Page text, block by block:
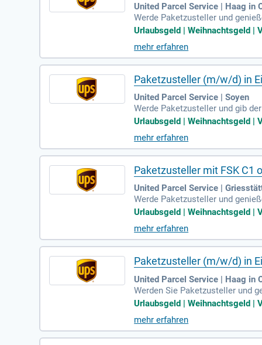
United Parcel Service | Haag in
Werde Paketzusteller und
hlte Mehrarbeit und tarifliches
nach 24 Monaten. Auch ein
holen von Paketen sowie die
bist – starte jetzt in eine
Urlaubsgeld | Weihnachtsgeld |
mehr erfahren
Paketzusteller (m/w/d) in
United Parcel Service | Soyen
Werde Paketzusteller und gib
nd weiteren attraktiven
icherung und Altersvorsorge
aketen. Arbeite von Montag bis
ahre alt bist – bewirb dich jetzt!
Urlaubsgeld | Weihnachtsgeld |
mehr erfahren
Paketzusteller mit FSK C1
United Parcel Service |
Werde Paketzusteller und
onatlich und zusätzlichen
fgaben umfassen das
lt sein, um Teil unseres
Urlaubsgeld | Weihnachtsgeld |
mehr erfahren
Paketzusteller (m/w/d) in
United Parcel Service | Haag in
Werden Sie Paketzusteller und
onatlich. Zudem profitieren Sie
betriebliche
und Abholung von Paketen
bung!
Urlaubsgeld | Weihnachtsgeld |
mehr erfahren